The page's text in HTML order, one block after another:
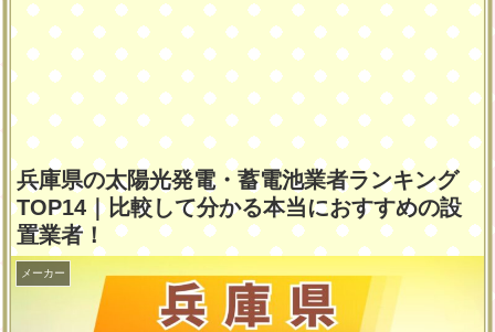
兵庫県の太陽光発電・蓄電池業者ランキング
TOP14｜比較して分かる本当におすすめの設
置業者！
メーカー